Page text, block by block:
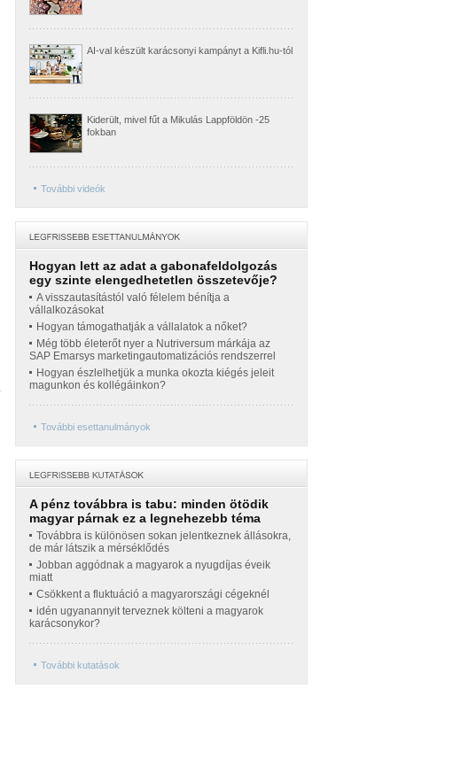
AI-val készült karácsonyi kampányt a Kifli.hu-tól
Kiderült, mivel fűt a Mikulás Lappföldön -25
fokban
További videók
Hogyan lett az adat a gabonafeldolgozás
egy szinte elengedhetetlen összetevője?
A visszautasítástól való félelem bénítja a
vállalkozásokat
Hogyan támogathatják a vállalatok a nőket?
Még több életerőt nyer a Nutriversum márkája az
SAP Emarsys marketingautomatizációs rendszerrel
Hogyan észlelhetjük a munka okozta kiégés jeleit
magunkon és kollégáinkon?
További esettanulmányok
A pénz továbbra is tabu: minden ötödik
magyar párnak ez a legnehezebb téma
Továbbra is különösen sokan jelentkeznek állásokra,
de már látszik a mérséklődés
Jobban aggódnak a magyarok a nyugdíjas éveik
miatt
Csökkent a fluktuáció a magyarországi cégeknél
idén ugyanannyit terveznek költeni a magyarok
karácsonykor?
További kutatások